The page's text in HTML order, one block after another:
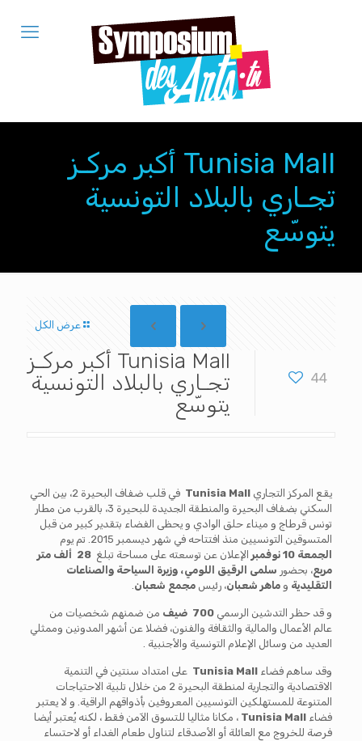
Tunisia Mall أكبر مركـز
تجـاري بالبلاد التونسية
يتوسّع
عرض الكل
44
Tunisia Mall أكبر مركـز
تجـاري بالبلاد التونسية
يتوسّع
يقع المركز التجاري Tunisia Mall
في قلب ضفاف البحيرة 2، بين الحي
السكني بضفاف البحيرة والمنطقة الجديدة للبحيرة 3، بالقرب من مطار
تونس قرطاج و ميناء حلق الوادي و يحظى الفضاء بتقدير كبير من قبل
المتسوقين التونسيين منذ افتتاحه في شهر ديسمبر 2015. تم يوم
الجمعة 10 نوفمبر
الإعلان عن توسعته على مساحة تبلغ
28 ألف متر
مربع، بحضور سلمى الرقيق اللومي، وزيرة السياحة والصناعات
التقليدية و ماهر شعبان، رئيس مجمع شعبان.
و قد حظر التدشين الرسمي 700 ضيف
من ضمنهم شخصيات من
عالم الأعمال والمالية والثقافة والفنون، فضلا عن أشهر المدونين وممثلي
العديد من وسائل الإعلام التونسية والأجنبية .
وقد ساهم فضاء Tunisia Mall على امتداد سنتين في التنمية
الاقتصادية والتجارية لمنطقة البحيرة 2 من خلال تلبية الاحتياجات
المتنوعة للمستهلكين التونسيين المعروفين بأذواقهم الراقية. و لا يعتبر
فضاء Tunisia Mall ، مكانا مثاليا للتسوق الآمن فقط ، لكنه يُعتبر أيضا
فرصة للخروج مع العائلة أو الأصدقاء لتناول طعام الغداء أو لاحتساء